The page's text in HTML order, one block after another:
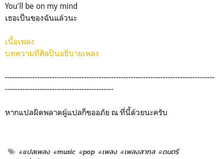
You'll be on my mind
เธอเป็นของฉันแล้วนะ
เนื้อเพลง
บทความที่ศิลปินอธิบายเพลง
-------------------------------------------------------------------------------------
--------------------------------------------
หากแปลผิดพลาดผู้แปลก็ขออภัย ณ ที่นี้ด้วยนะครับ
#แปลเพลง #music #pop #เพลง #เพลงสากล #ดนตรี